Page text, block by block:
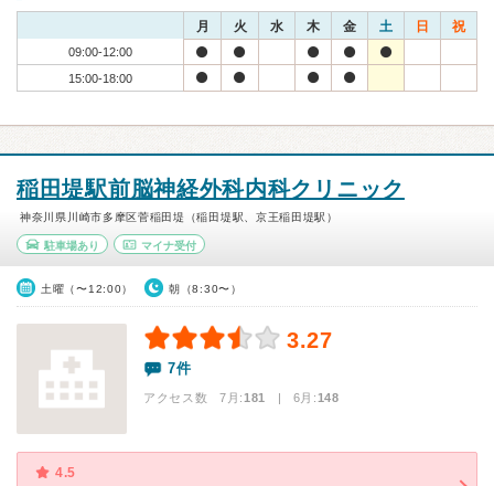
月 火 水 木 金 土 日 祝
09:00-12:00
15:00-18:00
稲田堤駅前脳神経外科内科クリニック
神奈川県川崎市多摩区菅稲田堤（稲田堤駅、京王稲田堤駅）
駐車場あり マイナ受付
土曜（〜12:00） 朝（8:30〜）
3.27
7件
アクセス数 7月:181 | 6月:148
4.5